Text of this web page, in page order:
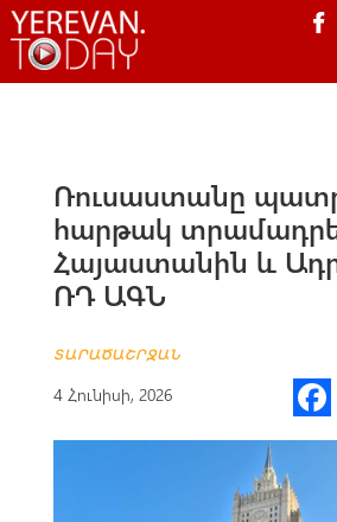
Ռուսաստանը
հարթակ
Հայաստանին և
ՌԴ ԱԳՆ
ՏԱՐԱԾԱՇՐՋԱՆ
4 Հունիսի, 2026